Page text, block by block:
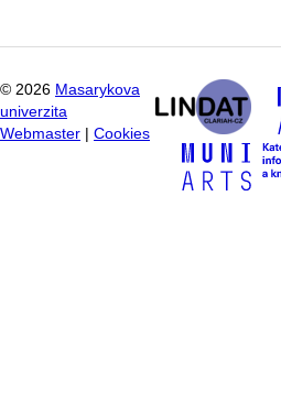
© 2026 Masarykova
univerzita
Webmaster
Cookies